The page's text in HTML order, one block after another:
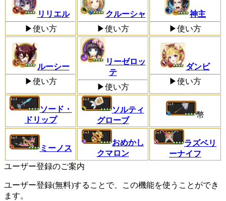
リリエル
▶使い方
クルーシャ
▶使い方
神主
▶使い方
ルーシー
▶使い方
リーゼロッ
テ
▶使い方
ダンビ
▶使い方
ソード・
ドリップ
ソルティ
グローブ
幣
ミーノス
おめかし
クマロン
ラズベリ
ーナイフ
ユーザー登録のご案内
ユーザー登録(無料)することで、この機能を使うことができ
ます。